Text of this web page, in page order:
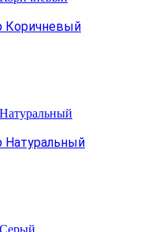
Коричневый
Натуральный